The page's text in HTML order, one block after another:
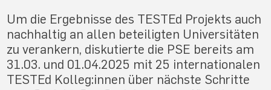
Um die Ergebnisse des TESTEd Projekts auch
nachhaltig an allen beteiligten Universitäten
zu verankern, diskutierte die PSE bereits am
31.03. und 01.04.2025 mit 25 internationalen
TESTEd Kolleg:innen über nächste Schritte